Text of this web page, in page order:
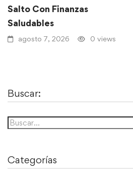
Salto Con Finanzas
Saludables
agosto 7, 2026 0 views
Buscar:
Categorías